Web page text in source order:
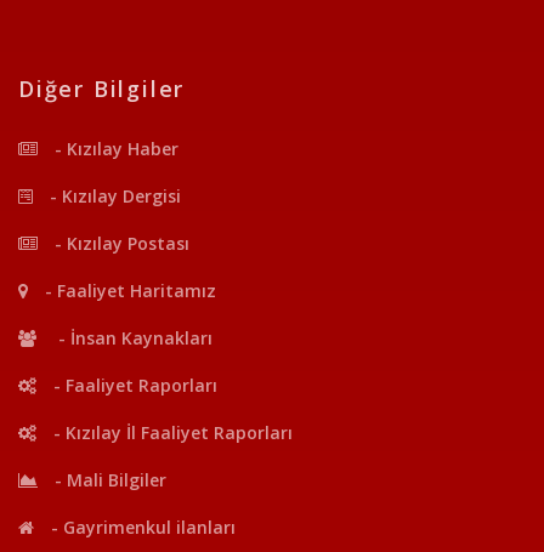
Diğer Bilgiler
- Kızılay Haber
- Kızılay Dergisi
- Kızılay Postası
- Faaliyet Haritamız
- İnsan Kaynakları
- Faaliyet Raporları
- Kızılay İl Faaliyet Raporları
- Mali Bilgiler
- Gayrimenkul ilanları